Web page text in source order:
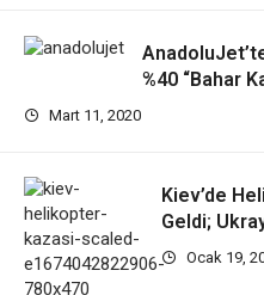
%40 “Bahar
Mart 11, 2020
Kiev’de
Geldi;
Kaybetti!
Ocak 19,